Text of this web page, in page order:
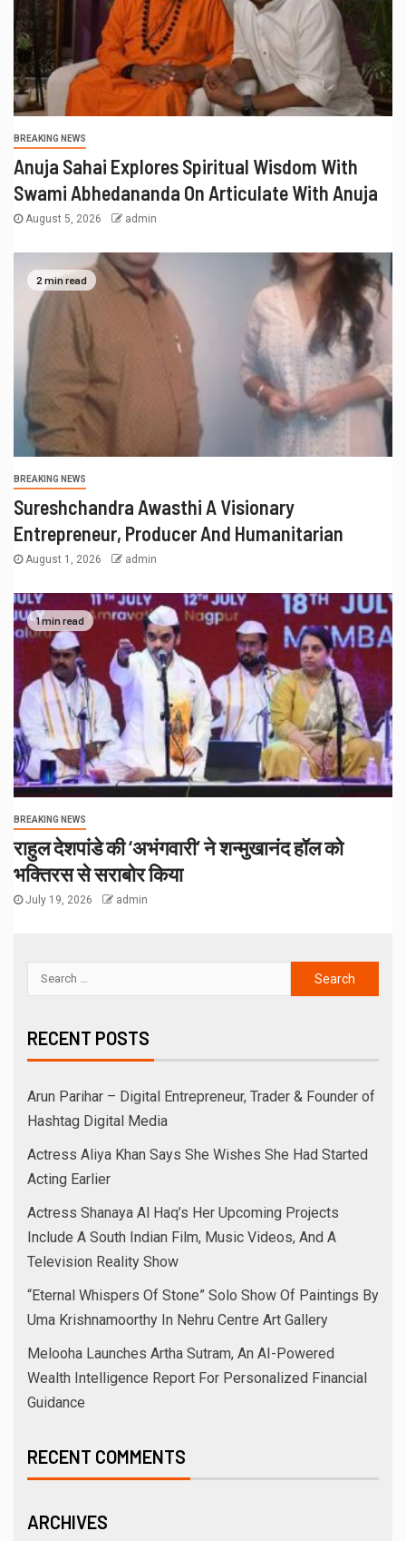
BREAKING NEWS
Anuja Sahai Explores Spiritual Wisdom With
Swami Abhedananda On Articulate With Anuja
August 5, 2026 admin
2 min read
BREAKING NEWS
Sureshchandra Awasthi A Visionary
Entrepreneur, Producer And Humanitarian
August 1, 2026 admin
1 min read
BREAKING NEWS
राहुल देशपांडे की ‘अभंगवारी’ ने शन्मुखानंद हॉल को
भक्तिरस से सराबोर किया
July 19, 2026 admin
RECENT POSTS
Arun Parihar – Digital Entrepreneur, Trader & Founder of
Hashtag Digital Media
Actress Aliya Khan Says She Wishes She Had Started
Acting Earlier
Actress Shanaya Al Haq’s Her Upcoming Projects
Include A South Indian Film, Music Videos, And A
Television Reality Show
“Eternal Whispers Of Stone” Solo Show Of Paintings By
Uma Krishnamoorthy In Nehru Centre Art Gallery
Melooha Launches Artha Sutram, An AI-Powered
Wealth Intelligence Report For Personalized Financial
Guidance
RECENT COMMENTS
ARCHIVES